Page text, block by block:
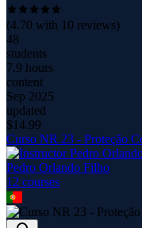
(4.70 with 10 reviews)
48
students
7.9 hours
content
Sep 2025
updated
$14.99
Curso NR 23 - Proteção
Pedro Orlando Filho
12 courses